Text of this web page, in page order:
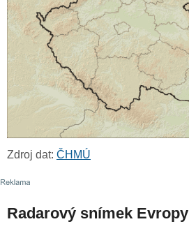
Zdroj dat: ČHMÚ
Radarový snímek Evropy